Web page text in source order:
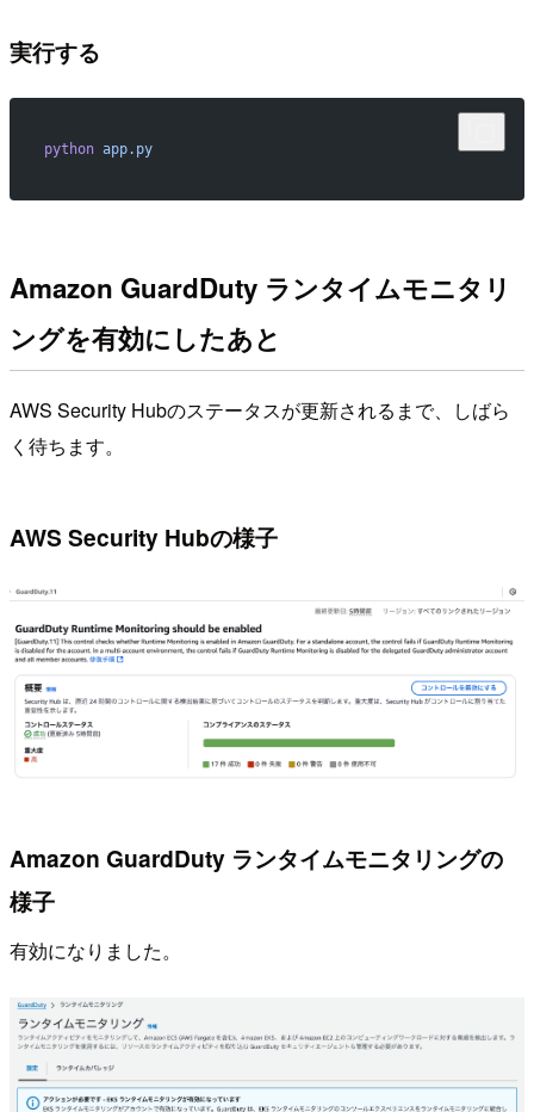
実行する
python app.py
Amazon GuardDuty ランタイムモニタリ
ングを有効にしたあと
AWS Security Hubのステータスが更新されるまで、しばら
く待ちます。
AWS Security Hubの様子
Amazon GuardDuty ランタイムモニタリングの
様子
有効になりました。